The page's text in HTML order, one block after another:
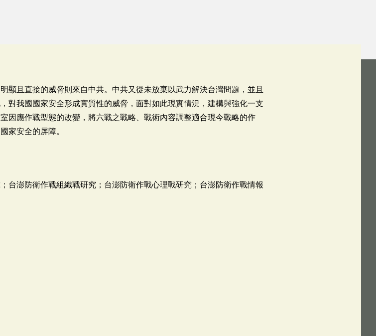
顯且直接的威脅則來自中共。中共又從未放棄以武力解決台灣問題，並且
對我國國家安全形成實質性的威脅，面對如此現實情況，建構與強化一支
因應作戰型態的改變，將六戰之戰略、戰術內容調整適合現今戰略的作
家安全的屏障。
台澎防衛作戰組織戰研究；台澎防衛作戰心理戰研究；台澎防衛作戰情報